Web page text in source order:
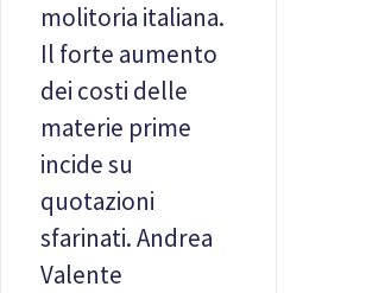
molitoria italiana.
Il forte aumento
dei costi delle
materie prime
incide su
quotazioni
sfarinati. Andrea
Valente